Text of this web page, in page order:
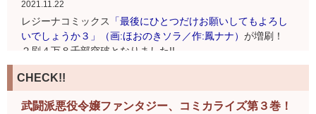
2021.11.22
レジーナコミックス
「最後にひとつだけお願いしてもよろし
いでしょうか３」（画:ほおのきソラ／作:鳳ナナ） が増刷！
２刷４万８千部突破となりました!!
CHECK!!
武闘派悪役令嬢ファンタジー、コミカライズ第３巻！